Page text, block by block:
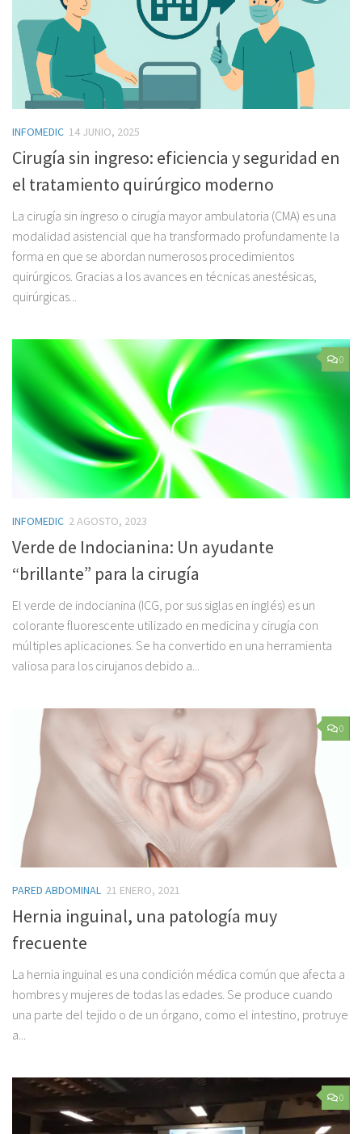
INFOMEDIC 14 JUNIO, 2025
Cirugía sin ingreso: eficiencia y seguridad en
el tratamiento quirúrgico moderno
La cirugía sin ingreso o cirugía mayor ambulatoria (CMA) es una
modalidad asistencial que ha transformado profundamente la
forma en que se abordan numerosos procedimientos
quirúrgicos. Gracias a los avances en técnicas anestésicas,
quirúrgicas...
0
INFOMEDIC 2 AGOSTO, 2023
Verde de Indocianina: Un ayudante
“brillante” para la cirugía
El verde de indocianina (ICG, por sus siglas en inglés) es un
colorante fluorescente utilizado en medicina y cirugía con
múltiples aplicaciones. Se ha convertido en una herramienta
valiosa para los cirujanos debido a...
0
PARED ABDOMINAL 21 ENERO, 2021
Hernia inguinal, una patología muy
frecuente
La hernia inguinal es una condición médica común que afecta a
hombres y mujeres de todas las edades. Se produce cuando
una parte del tejido o de un órgano, como el intestino, protruye
a...
0